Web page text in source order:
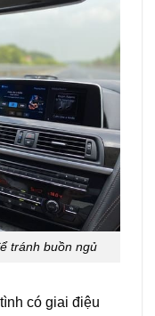
tránh buồn ngủ
có giai điệu